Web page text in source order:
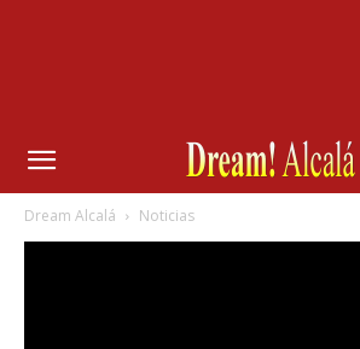
Dream Alcalá Noticias